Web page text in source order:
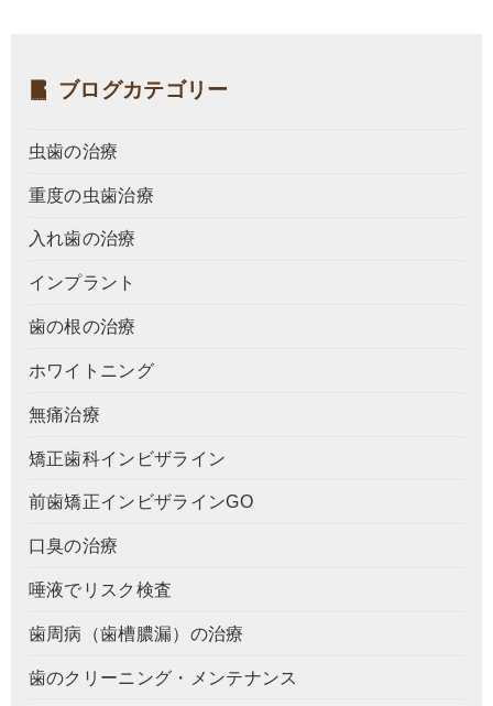
ブログカテゴリー
虫歯の治療
重度の虫歯治療
入れ歯の治療
インプラント
歯の根の治療
ホワイトニング
無痛治療
矯正歯科インビザライン
前歯矯正インビザラインGO
口臭の治療
唾液でリスク検査
歯周病（歯槽膿漏）の治療
歯のクリーニング・メンテナンス